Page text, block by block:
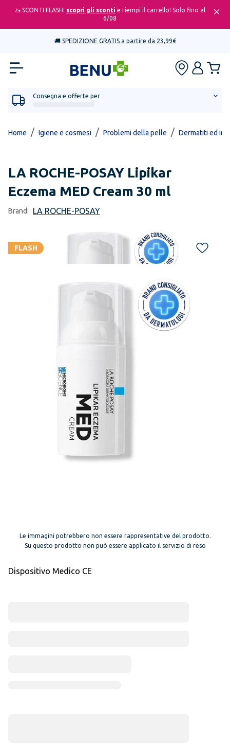
🚤 SCONTI FLASH: scopri gli sconti e riempi il carrello! Solo fino al
6/08
🚚 SPEDIZIONE GRATIS a partire da 23,99€
Consegna e offerte per
Home / Igiene e cosmesi / Problemi della pelle / Dermatiti ed
LA ROCHE-POSAY Lipikar
Eczema MED Cream 30 ml
Brand: LA ROCHE-POSAY
FLASH
Le immagini potrebbero non essere rappresentative del prodotto.
Su questo prodotto non può essere applicato il servizio di reso
Dispositivo Medico CE